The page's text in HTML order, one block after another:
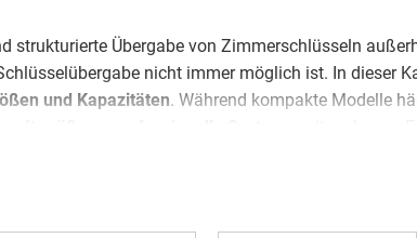
strukturierte Übergabe von Zimmerschlüsseln
nicht immer möglich ist. In dieser
und Kapazitäten. Während kompakte Modelle